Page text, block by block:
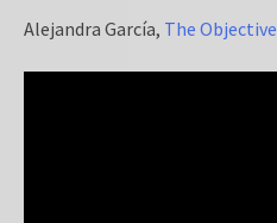
Alejandra García, The Objective